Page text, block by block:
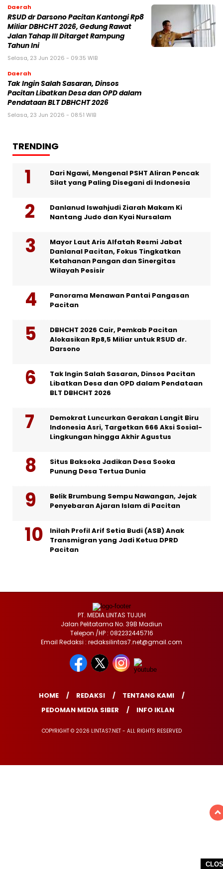
Daerah
RSUD dr Darsono Pacitan Kantongi Rp8
Miliar DBHCHT 2026, Gedung Rawat
Jalan Tahap III Ditarget Rampung
Tahun Ini
Selasa, 23 Jun 2026 - 09:35 WIB
Daerah
Tak Ingin Salah Sasaran, Dinsos
Pacitan Libatkan Desa dan OPD dalam
Pendataan BLT DBHCHT 2026
Selasa, 23 Jun 2026 - 08:51 WIB
TRENDING
Dari Ngawi, Mengenal PSHT Aliran Pencak
Silat yang Paling Disegani di Indonesia
Danlanud Iswahjudi Ziarah Makam Ki
Nantang Judo dan Kyai Nursalam
Mayor Laut Aris Alfatah Resmi Jabat
Danlanal Pacitan, Fokus Tingkatkan
Ketahanan Pangan dan Sinergitas
Wilayah Pesisir
Panorama Menawan Pantai Pangasan
Pacitan
DBHCHT 2026 Cair, Pemkab Pacitan
Alokasikan Rp8,5 Miliar untuk RSUD dr.
Darsono
Tak Ingin Salah Sasaran, Dinsos Pacitan
Libatkan Desa dan OPD dalam Pendataan
BLT DBHCHT 2026
Demokrat Luncurkan Gerakan Langit Biru
Indonesia Asri, Targetkan 666 Aksi Sosial-
Lingkungan hingga Akhir Agustus
Situs Baksoka Jadikan Desa Sooka
Punung Desa Tertua Dunia
Belik Brumbung Sempu Nawangan, Jejak
Penyebaran Ajaran Islam di Pacitan
Inilah Profil Arif Setia Budi (ASB) Anak
Transmigran yang Jadi Ketua DPRD
Pacitan
PT. MEDIA LINTAS TUJUH
Jalan Pelitatama No. 39B Madiun
Telepon /HP : 082232445716
Email Redaksi : redaksilintas7.net@gmail.com
HOME REDAKSI
TENTANG KAMI
PEDOMAN MEDIA SIBER
INFO IKLAN
COPYRIGHT © 2026 LINTAS7.NET - ALL RIGHTS RESERVED